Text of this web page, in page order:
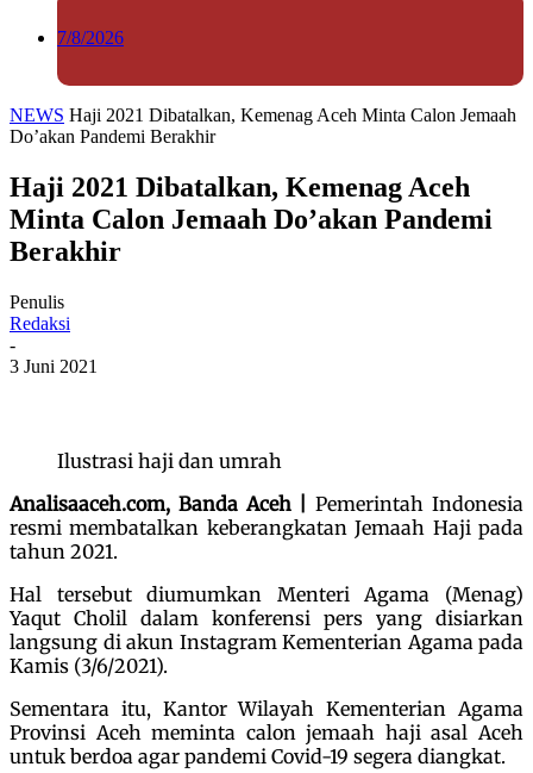
7/8/2026
NEWS Haji 2021 Dibatalkan, Kemenag Aceh Minta Calon Jemaah
Do’akan Pandemi Berakhir
Haji 2021 Dibatalkan, Kemenag Aceh
Minta Calon Jemaah Do’akan Pandemi
Berakhir
Penulis
Redaksi
-
3 Juni 2021
Ilustrasi haji dan umrah
Analisaaceh.com, Banda Aceh |
Pemerintah Indonesia
resmi membatalkan keberangkatan Jemaah Haji pada
tahun 2021.
Hal tersebut diumumkan Menteri Agama (Menag)
Yaqut Cholil dalam konferensi pers yang disiarkan
langsung di akun Instagram Kementerian Agama pada
Kamis (3/6/2021).
Sementara itu, Kantor Wilayah Kementerian Agama
Provinsi Aceh meminta calon jemaah haji asal Aceh
untuk berdoa agar pandemi Covid-19 segera diangkat.